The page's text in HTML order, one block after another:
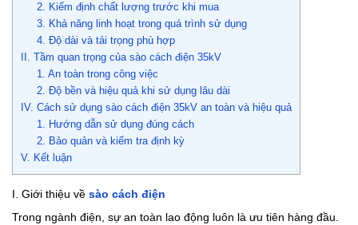
2. Kiểm định chất lượng trước khi mua
3. Khả năng linh hoạt trong quá trình sử dụng
4. Độ dài và tải trọng phù hợp
II. Tầm quan trọng của sào cách điện 35kV
1. An toàn trong công việc
2. Độ bền và hiệu quả khi sử dụng lâu dài
IV. Cách sử dụng sào cách điện 35kV an toàn và hiệu quả
1. Hướng dẫn sử dụng đúng cách
2. Bảo quản và kiểm tra định kỳ
V. Kết luận
I. Giới thiệu về sào cách điện
Trong ngành điện, sự an toàn lao động luôn là ưu tiên hàng đầu.